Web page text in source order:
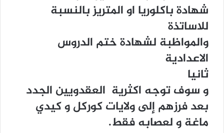
شهادة باكلوريا او المتريز بالنسبة
للاساتذة
والمواظبة لشهادة ختم الدروس
الاعدادية
ثانيا
و سوف توجه اكثرية العقدويين الجدد
بعد فرزهم إلى ولايات كوركل و كيدي
ماغة و لعصابه فقط.